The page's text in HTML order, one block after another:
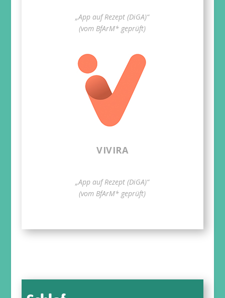
„App auf Rezept (DiGA)“
(vom BfArM* geprüft)
VIVIRA
„App auf Rezept (DiGA)“
(vom BfArM* geprüft)